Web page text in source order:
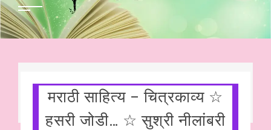
मराठी साहित्य – चित्रकाव्य ☆
हसरी जोडी… ☆ सुश्री नीलांबरी